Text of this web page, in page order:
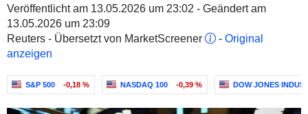
Veröffentlicht am 13.05.2026 um 23:02 - Geändert am
13.05.2026 um 23:09
Reuters - Übersetzt von MarketScreener
- Original
anzeigen
S&P 500 -0,18 % NASDAQ 100 -0,39 % DOW JONES